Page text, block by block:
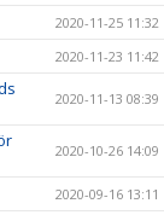
2020-11-25 11:32
2020-11-23 11:42
2020-11-13 08:39
2020-10-26 14:09
2020-09-16 13:11